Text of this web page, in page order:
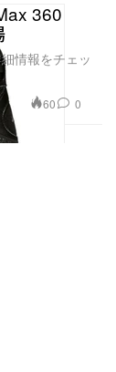
360
情報をチェッ
60 0